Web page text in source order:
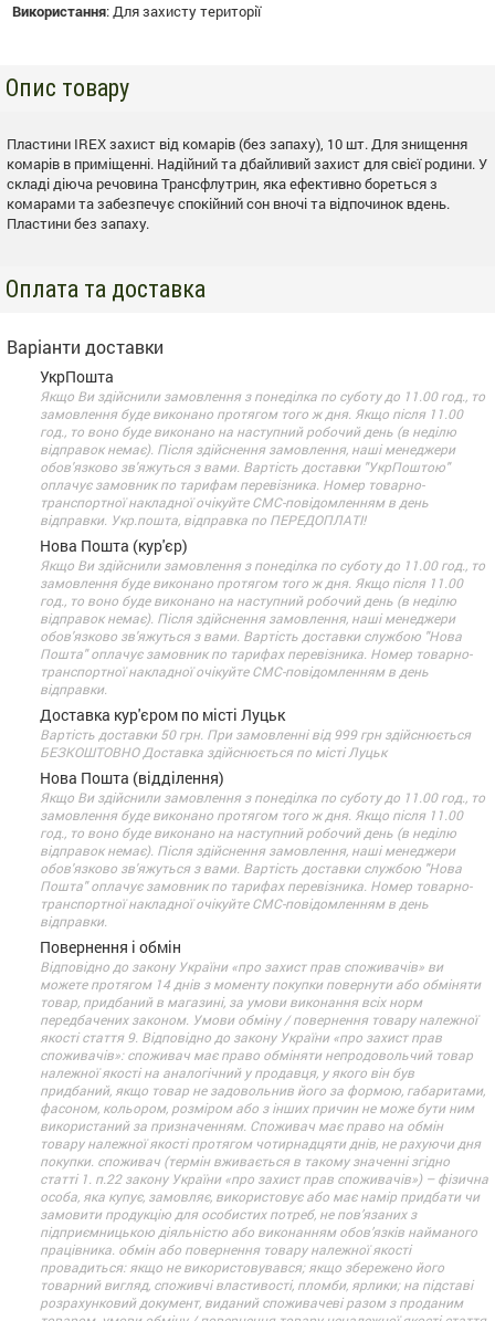
Використання:Для захисту території
Опис товару
Пластини IREX захист від комарів (без запаху), 10 шт. Для знищення
комарів в приміщенні. Надійний та дбайливий захист для свієї родини. У
складі діюча речовина Трансфлутрин, яка ефективно бореться з
комарами та забезпечує спокійний сон вночі та відпочинок вдень.
Пластини без запаху.
Оплата та доставка
Варіанти доставки
УкрПошта
Якщо Ви здійснили замовлення з понеділка по суботу до 11.00 год., то
замовлення буде виконано протягом того ж дня. Якщо після 11.00
год., то воно буде виконано на наступний робочий день (в неділю
відправок немає). Після здійснення замовлення, наші менеджери
обов'язково зв'яжуться з вами. Вартість доставки "УкрПоштою"
оплачує замовник по тарифам перевізника. Номер товарно-
транспортної накладної очікуйте СМС-повідомленням в день
відправки. Укр.пошта, відправка по ПЕРЕДОПЛАТІ!
Нова Пошта (кур'єр)
Якщо Ви здійснили замовлення з понеділка по суботу до 11.00 год., то
замовлення буде виконано протягом того ж дня. Якщо після 11.00
год., то воно буде виконано на наступний робочий день (в неділю
відправок немає). Після здійснення замовлення, наші менеджери
обов'язково зв'яжуться з вами. Вартість доставки службою "Нова
Пошта" оплачує замовник по тарифах перевізника. Номер товарно-
транспортної накладної очікуйте СМС-повідомленням в день
відправки.
Доставка кур'єром по місті Луцьк
Вартість доставки 50 грн. При замовленні від 999 грн здійснюється
БЕЗКОШТОВНО Доставка здійснюється по місті Луцьк
Нова Пошта (відділення)
Якщо Ви здійснили замовлення з понеділка по суботу до 11.00 год., то
замовлення буде виконано протягом того ж дня. Якщо після 11.00
год., то воно буде виконано на наступний робочий день (в неділю
відправок немає). Після здійснення замовлення, наші менеджери
обов'язково зв'яжуться з вами. Вартість доставки службою "Нова
Пошта" оплачує замовник по тарифах перевізника. Номер товарно-
транспортної накладної очікуйте СМС-повідомленням в день
відправки.
Повернення і обмін
Відповідно до закону України «про захист прав споживачів» ви
можете протягом 14 днів з моменту покупки повернути або обміняти
товар, придбаний в магазині, за умови виконання всіх норм
передбачених законом. Умови обміну / повернення товару належної
якості стаття 9. Відповідно до закону України «про захист прав
споживачів»: споживач має право обміняти непродовольчий товар
належної якості на аналогічний у продавця, у якого він був
придбаний, якщо товар не задовольнив його за формою, габаритами,
фасоном, кольором, розміром або з інших причин не може бути ним
використаний за призначенням. Споживач має право на обмін
товару належної якості протягом чотирнадцяти днів, не рахуючи дня
покупки. споживач (термін вживається в такому значенні згідно
статті 1. п.22 закону України «про захист прав споживачів») – фізична
особа, яка купує, замовляє, використовує або має намір придбати чи
замовити продукцію для особистих потреб, не пов’язаних з
підприємницькою діяльністю або виконанням обов’язків найманого
працівника. обмін або повернення товару належної якості
провадиться: якщо не використовувався; якщо збережено його
товарний вигляд, споживчі властивості, пломби, ярлики; на підставі
розрахунковий документ, виданий споживачеві разом з проданим